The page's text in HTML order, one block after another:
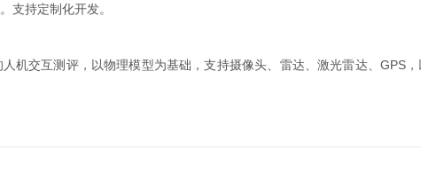
支持定制化开发。
机交互测评，以物理模型为基础，支持摄像头、雷达、激光雷达、GPS